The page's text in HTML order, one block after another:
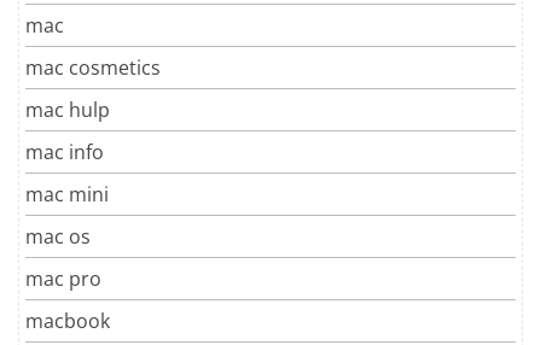
mac
mac cosmetics
mac hulp
mac info
mac mini
mac os
mac pro
macbook